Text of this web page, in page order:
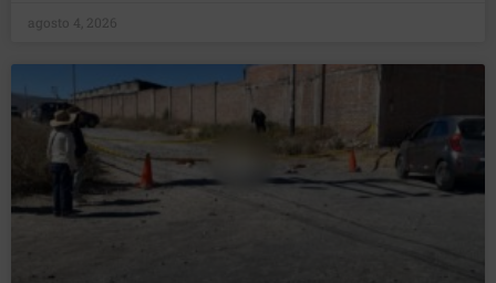
agosto 4, 2026